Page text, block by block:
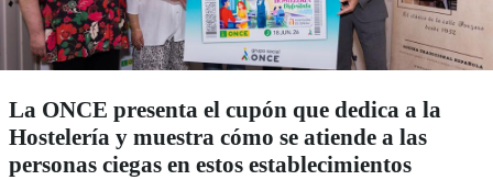
La ONCE presenta el cupón que dedica a la
Hostelería y muestra cómo se atiende a las
personas ciegas en estos establecimientos